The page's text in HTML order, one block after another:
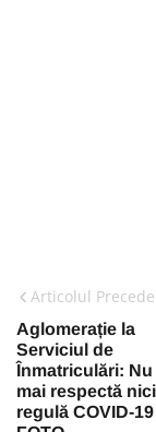
Articolul
Aglomerație la
Serviciul de
Înmatriculări: Nu
mai respectă
regulă COVID-19